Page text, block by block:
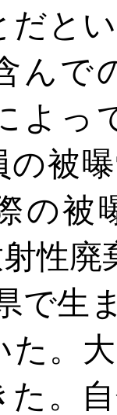
だと
んで
よっ
の被
の被
性
で生
た。
た。